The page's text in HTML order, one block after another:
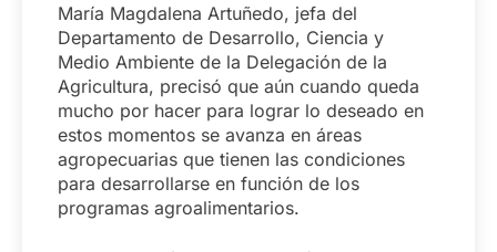
María Magdalena Artuñedo, jefa del
Departamento de Desarrollo, Ciencia y
Medio Ambiente de la Delegación de la
Agricultura, precisó que aún cuando queda
mucho por hacer para lograr lo deseado en
estos momentos se avanza en áreas
agropecuarias que tienen las condiciones
para desarrollarse en función de los
programas agroalimentarios.